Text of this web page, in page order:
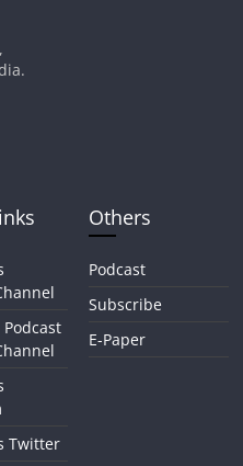
Podcast
Twitter
Others
Podcast
Subscribe
E-Paper